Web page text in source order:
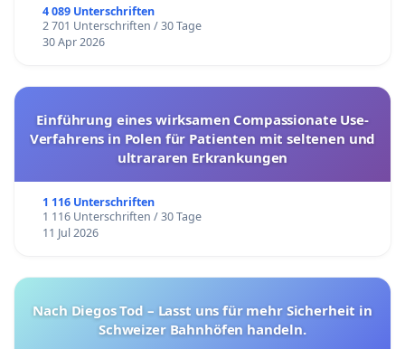
4 089 Unterschriften
2 701 Unterschriften / 30 Tage
30 Apr 2026
Einführung eines wirksamen Compassionate Use-
Verfahrens in Polen für Patienten mit seltenen und
ultrararen Erkrankungen
1 116 Unterschriften
1 116 Unterschriften / 30 Tage
11 Jul 2026
Nach Diegos Tod – Lasst uns für mehr Sicherheit in
Schweizer Bahnhöfen handeln.